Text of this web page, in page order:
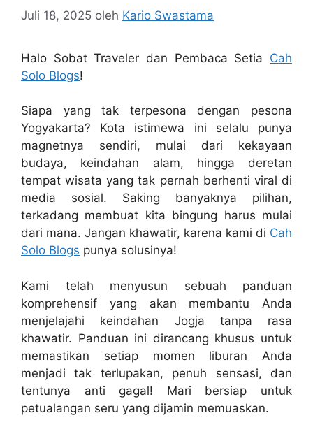
Juli 18, 2025 oleh Kario Swastama
Halo Sobat Traveler dan Pembaca Setia Cah
Solo Blogs!
Siapa yang tak terpesona dengan pesona
Yogyakarta? Kota istimewa ini selalu punya
magnetnya sendiri, mulai dari kekayaan
budaya, keindahan alam, hingga deretan
tempat wisata yang tak pernah berhenti viral di
media sosial. Saking banyaknya pilihan,
terkadang membuat kita bingung harus mulai
dari mana. Jangan khawatir, karena kami di Cah
Solo Blogs punya solusinya!
Kami telah menyusun sebuah panduan
komprehensif yang akan membantu Anda
menjelajahi keindahan Jogja tanpa rasa
khawatir. Panduan ini dirancang khusus untuk
memastikan setiap momen liburan Anda
menjadi tak terlupakan, penuh sensasi, dan
tentunya anti gagal! Mari bersiap untuk
petualangan seru yang dijamin memuaskan.